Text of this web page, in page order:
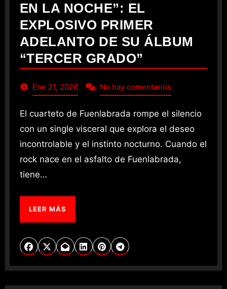
EN LA NOCHE”: EL
EXPLOSIVO PRIMER
ADELANTO DE SU ÁLBUM
“TERCER GRADO”
Ene 21, 2026 No hay comentarios
El cuarteto de Fuenlabrada rompe el silencio
con un single visceral que explora el deseo
incontrolable y el instinto nocturno. ​Cuando el
rock nace en el asfalto de Fuenlabrada,
tiene…
LEER MÁS